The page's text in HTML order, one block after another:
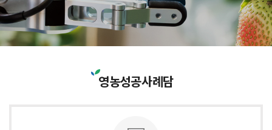
영농성공사례담